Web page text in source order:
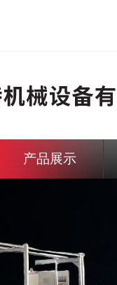
产品展示